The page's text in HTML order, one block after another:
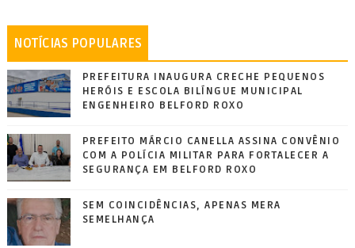
NOTÍCIAS POPULARES
PREFEITURA INAUGURA CRECHE PEQUENOS
HERÓIS E ESCOLA BILÍNGUE MUNICIPAL
ENGENHEIRO BELFORD ROXO
PREFEITO MÁRCIO CANELLA ASSINA CONVÊNIO
COM A POLÍCIA MILITAR PARA FORTALECER A
SEGURANÇA EM BELFORD ROXO
SEM COINCIDÊNCIAS, APENAS MERA
SEMELHANÇA